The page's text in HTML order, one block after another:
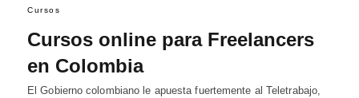
Cursos
Cursos online para Freelancers
en Colombia
El Gobierno colombiano le apuesta fuertemente al Teletrabajo,